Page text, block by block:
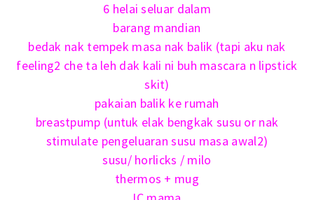
6 helai seluar dalam
barang mandian
bedak nak tempek masa nak balik (tapi aku nak
feeling2 che ta leh dak kali ni buh mascara n lipstick
skit)
pakaian balik ke rumah
breastpump (untuk elak bengkak susu or nak
stimulate pengeluaran susu masa awal2)
susu/ horlicks / milo
thermos + mug